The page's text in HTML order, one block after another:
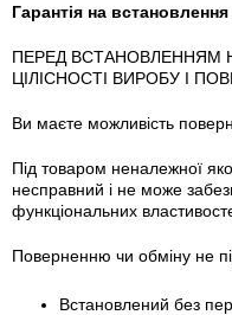
Гарантія на
ПЕРЕД ВСТАНОВЛЕННЯМ
ЦІЛІСНОСТІ ВИРОБУ І
Ви маєте можливість
Під товаром неналежної
несправний і не може
функціональних
Поверненню чи обміну не
Встановлений без